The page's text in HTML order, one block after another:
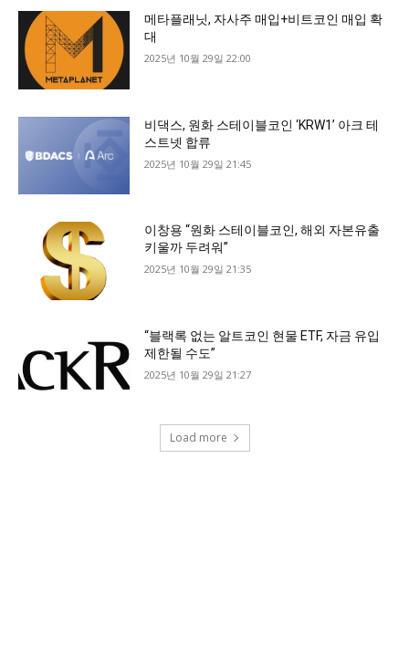
메타플래닛, 자사주 매입+비트코인 매입 확
대
2025년 10월 29일 22:00
비댁스, 원화 스테이블코인 ‘KRW1’ 아크 테
스트넷 합류
2025년 10월 29일 21:45
이창용 “원화 스테이블코인, 해외 자본유출
키울까 두려워”
2025년 10월 29일 21:35
“블랙록 없는 알트코인 현물 ETF, 자금 유입
제한될 수도”
2025년 10월 29일 21:27
Load more